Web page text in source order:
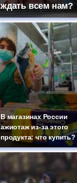
ждать всем нам?
В магазинах России
ажиотаж из-за этого
продукта: что купить?